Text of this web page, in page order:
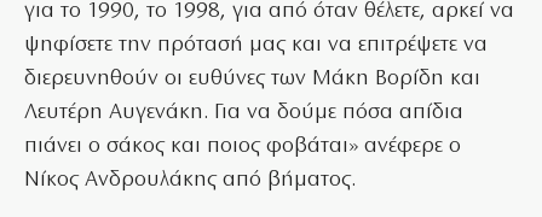
για το 1990, το 1998, για από όταν θέλετε, αρκεί να
ψηφίσετε την πρότασή μας και να επιτρέψετε να
διερευνηθούν οι ευθύνες των Μάκη Βορίδη και
Λευτέρη Αυγενάκη. Για να δούμε πόσα απίδια
πιάνει ο σάκος και ποιος φοβάται» ανέφερε ο
Νίκος Ανδρουλάκης από βήματος.